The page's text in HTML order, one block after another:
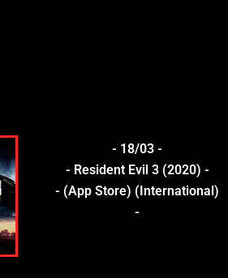
- 18/03 -
- Resident Evil 3 (2020) -
- (App Store) (International)
-